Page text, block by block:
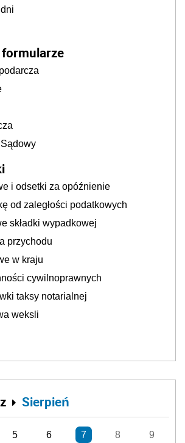
i odsetki za opóźnienie
od zaległości podatkowych
składki wypadkowej
przychodu
w kraju
cywilnoprawnych
taksy notarialnej
weksli
Sierpień
5 6 7 8 9